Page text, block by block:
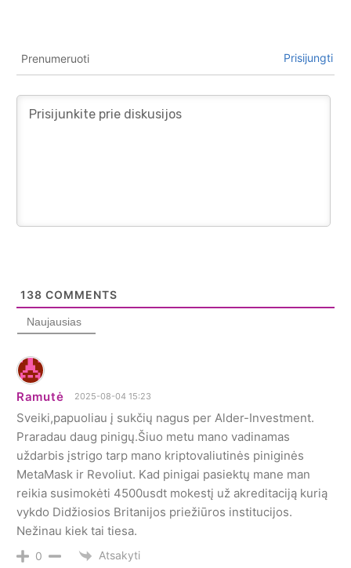
Prenumeruoti Prisijungti
138 COMMENTS
Naujausias
Ramutė 2025-08-04 15:23
Sveiki,papuoliau į sukčių nagus per Alder-Investment.
Praradau daug pinigų.Šiuo metu mano vadinamas
uždarbis įstrigo tarp mano kriptovaliutinės piniginės
MetaMask ir Revoliut. Kad pinigai pasiektų mane man
reikia susimokėti 4500usdt mokestį už akreditaciją kurią
vykdo Didžiosios Britanijos priežiūros institucijos.
Nežinau kiek tai tiesa.
0 Atsakyti